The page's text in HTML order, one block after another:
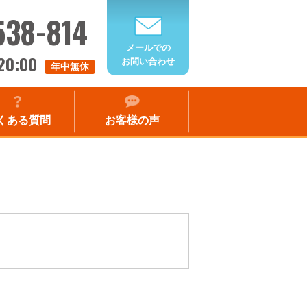
814
年中無休
メールでの
お問い合わせ
ある質問 お客様の声